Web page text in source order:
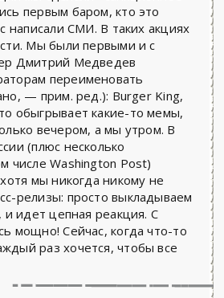
первым баром, кто это
написали СМИ. В таких акциях
Мы были первыми и с
Дмитрий Медведев
переименовать
— прим. ред.): Burger King,
обыгрывает какие-то мемы,
вечером, а мы утром. В
(плюс несколько
числе Washington Post)
мы никогда никому не
релизы: просто выкладываем
и идет цепная реакция. С
мощно! Сейчас, когда что-то
раз хочется, чтобы все